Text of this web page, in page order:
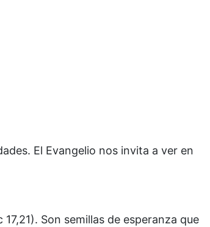
El Evangelio nos invita a ver en
Son semillas de esperanza que